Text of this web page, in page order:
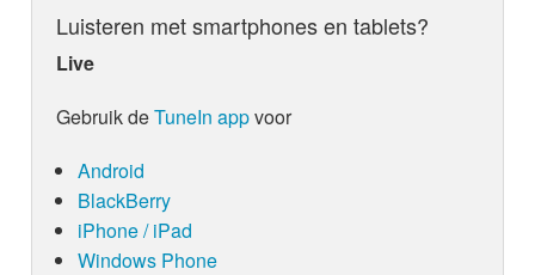
Luisteren met smartphones en tablets?
Live
Gebruik deTuneIn appvoor
Android
BlackBerry
iPhone / iPad
Windows Phone